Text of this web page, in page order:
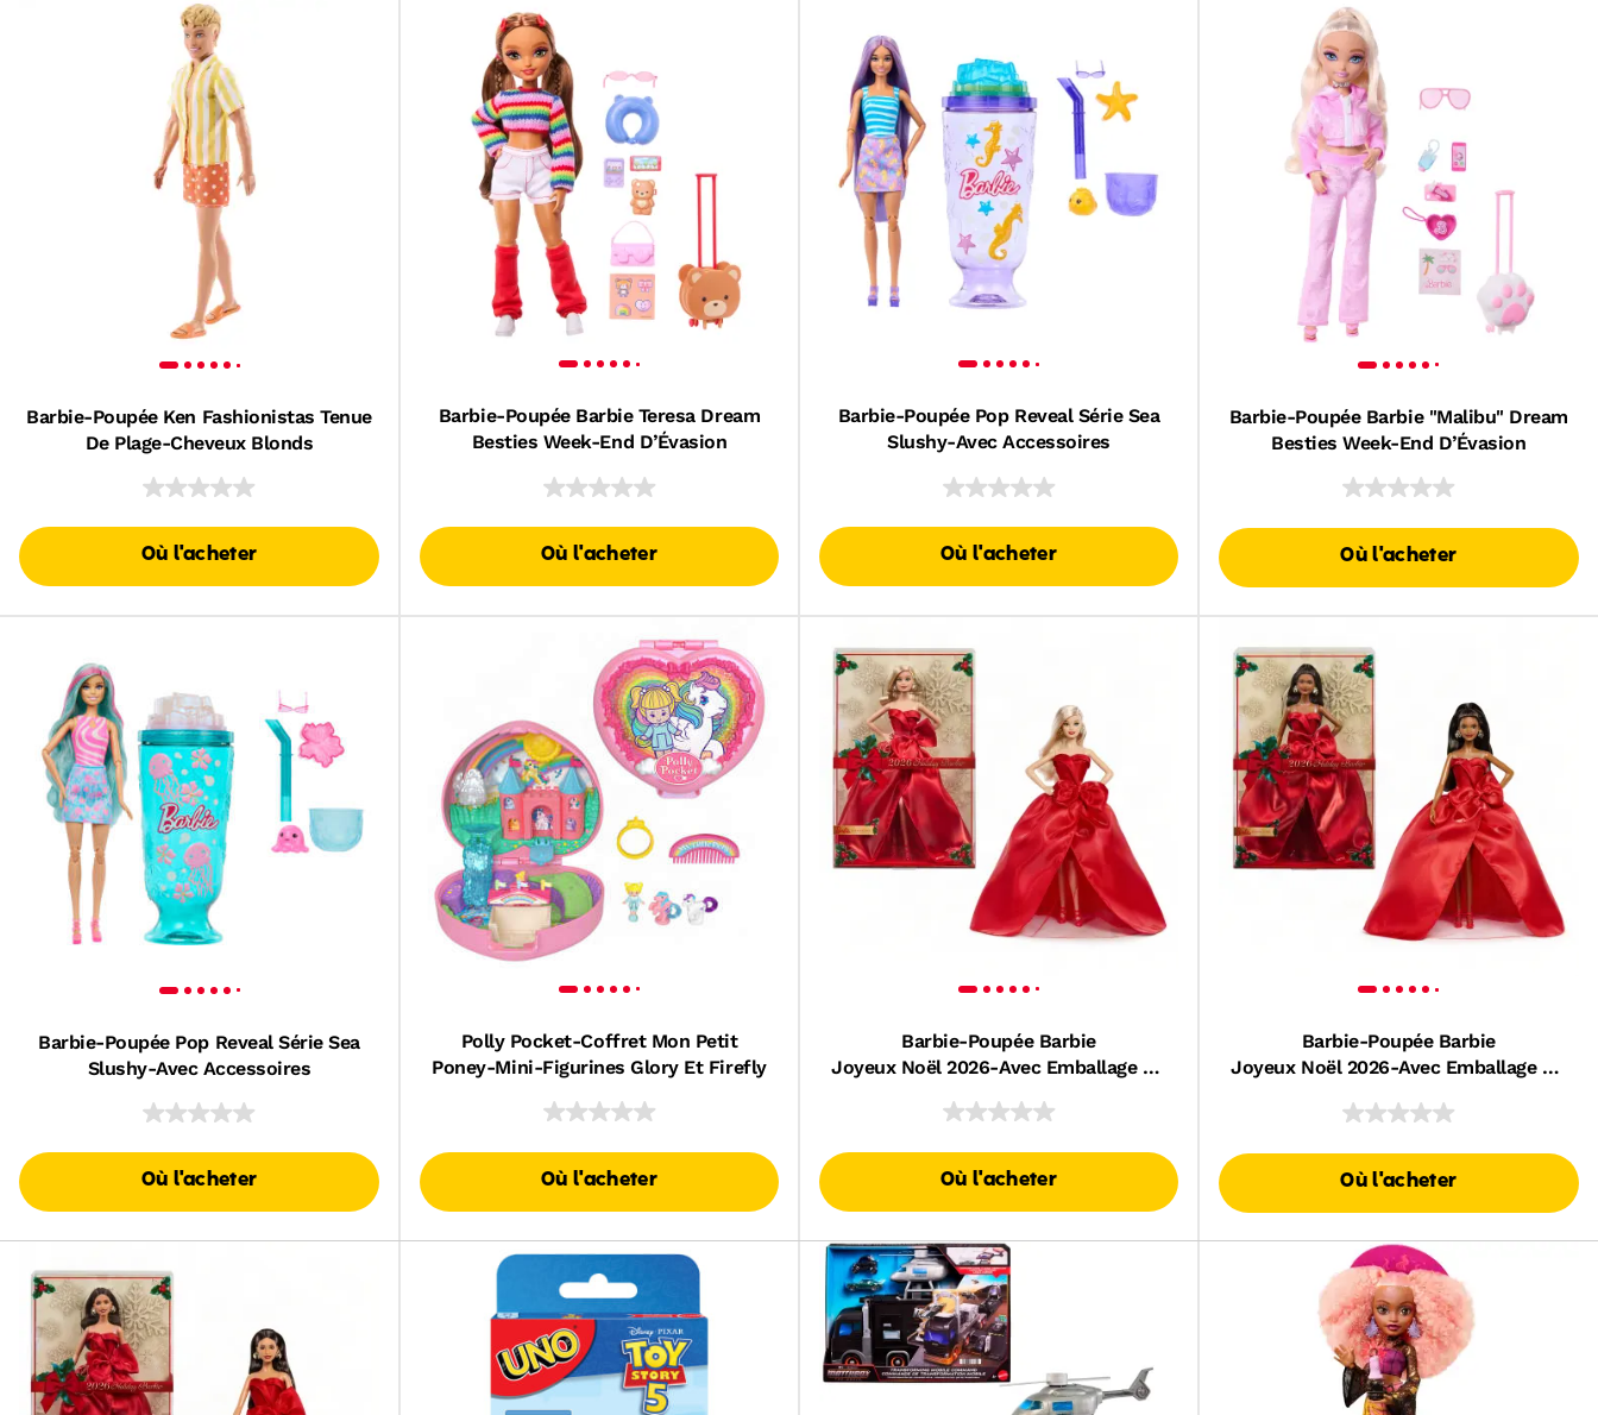
Barbie-Poupée Ken Fashionistas Tenue
De Plage-Cheveux Blonds
Où l'acheter
Barbie-Poupée Barbie Teresa Dream
Besties Week-End D’Évasion
Où l'acheter
Barbie-Poupée Pop Reveal Série Sea
Slushy-Avec Accessoires
Où l'acheter
Barbie-Poupée Barbie "Malibu" Dream
Besties Week-End D’Évasion
Où l'acheter
Barbie-Poupée Pop Reveal Série Sea
Slushy-Avec Accessoires
Où l'acheter
Polly Pocket-Coffret Mon Petit
Poney-Mini-Figurines Glory Et Firefly
Où l'acheter
Barbie-Poupée Barbie
Joyeux Noël 2026-Avec Emballage De
Où l'acheter
Barbie-Poupée Barbie
Joyeux Noël 2026-Avec Emballage De
Où l'acheter